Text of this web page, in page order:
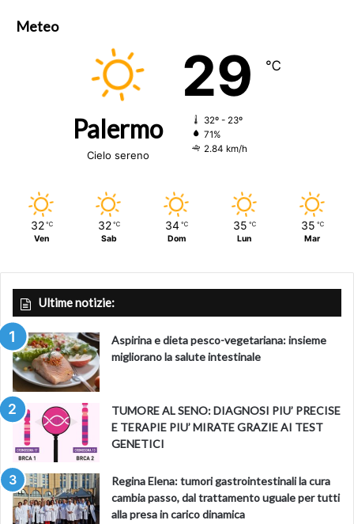
Meteo
Palermo
Cielo sereno
29 ℃
32º - 23º
71%
2.84 km/h
32 ℃
Ven
32 ℃
Sab
34 ℃
Dom
35 ℃
Lun
35 ℃
Mar
Ultime notizie:
Aspirina e dieta pesco-vegetariana: insieme
migliorano la salute intestinale
TUMORE AL SENO: DIAGNOSI PIU’ PRECISE
E TERAPIE PIU’ MIRATE GRAZIE AI TEST
GENETICI
Regina Elena: tumori gastrointestinali la cura
cambia passo, dal trattamento uguale per tutti
alla presa in carico dinamica